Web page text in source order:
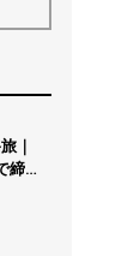
｜
締め